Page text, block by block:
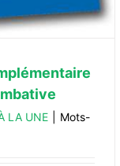
LA UNE
Mots-